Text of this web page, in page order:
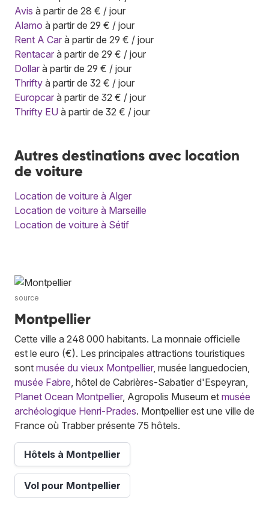
Avis à partir de 28 € / jour
Alamo à partir de 29 € / jour
Rent A Car à partir de 29 € / jour
Rentacar à partir de 29 € / jour
Dollar à partir de 29 € / jour
Thrifty à partir de 32 € / jour
Europcar à partir de 32 € / jour
Thrifty EU à partir de 32 € / jour
Autres destinations avec location
de voiture
Location de voiture à Alger
Location de voiture à Marseille
Location de voiture à Sétif
source
Montpellier
Cette ville a 248 000 habitants. La monnaie officielle
est le euro (€). Les principales attractions touristiques
sont musée du vieux Montpellier, musée languedocien,
musée Fabre , hôtel de Cabrières-Sabatier d'Espeyran,
Planet Ocean Montpellier, Agropolis Museum et musée
archéologique Henri-Prades. Montpellier est une ville de
France où Trabber présente 75 hôtels.
Hôtels à Montpellier
Vol pour Montpellier